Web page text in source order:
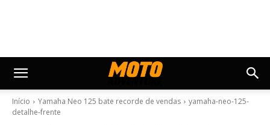
Início Yamaha Neo 125 bate recorde de vendas
yamaha-neo-125-
detalhe-frente